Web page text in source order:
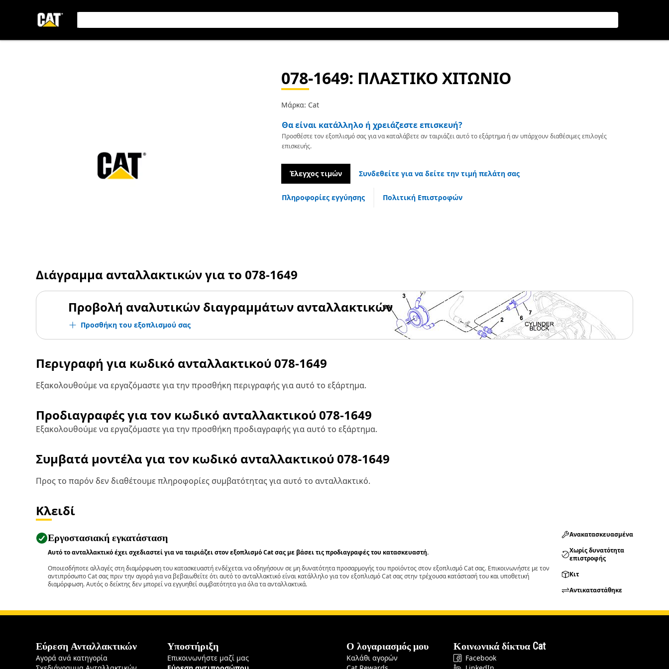
078-1649: ΠΛΑΣΤΙΚΟ ΧΙΤΩΝΙΟ
Μάρκα: Cat
Θα είναι κατάλληλο ή χρειάζεστε επισκευή?
Προσθέστε τον εξοπλισμό σας για να καταλάβετε αν ταιριάζει αυτό το εξάρτημα ή αν υπάρχουν διαθέσιμες επιλογές
επισκευής.
Έλεγχος τιμών Συνδεθείτε για να δείτε την τιμή πελάτη σας
Πληροφορίες εγγύησης Πολιτική Επιστροφών
Διάγραμμα ανταλλακτικών για το 078-1649
Προβολή αναλυτικών διαγραμμάτων ανταλλακτικών
Προσθήκη του εξοπλισμού σας
Περιγραφή για κωδικό ανταλλακτικού078-1649
Εξακολουθούμε να εργαζόμαστε για την προσθήκη περιγραφής για αυτό το εξάρτημα.
Προδιαγραφές για τον κωδικό ανταλλακτικού078-1649
Εξακολουθούμε να εργαζόμαστε για την προσθήκη προδιαγραφής για αυτό το εξάρτημα.
Συμβατά μοντέλα για τον κωδικό ανταλλακτικού078-1649
Προς το παρόν δεν διαθέτουμε πληροφορίες συμβατότητας για αυτό το ανταλλακτικό.
Κλειδί
Εργοστασιακή εγκατάσταση
Αυτό το ανταλλακτικό έχει σχεδιαστεί για να ταιριάζει στον εξοπλισμό Cat σας με βάσει τις προδιαγραφές του κατασκευαστή.
Οποιεσδήποτε αλλαγές στη διαμόρφωση του κατασκευαστή ενδέχεται να οδηγήσουν σε μη δυνατότητα προσαρμογής του προϊόντος στον εξοπλισμό Cat σας. Επικοινωνήστε με τον
αντιπρόσωπο Cat σας πριν την αγορά για να βεβαιωθείτε ότι αυτό το ανταλλακτικό είναι κατάλληλο για τον εξοπλισμό Cat σας στην τρέχουσα κατάστασή του και υποθετική
διαμόρφωση. Αυτός ο δείκτης δεν μπορεί να εγγυηθεί συμβατότητα για όλα τα ανταλλακτικά.
Ανακατασκευασμένα
Χωρίς δυνατότητα
επιστροφής
Κιτ
Αντικαταστάθηκε
Εύρεση Ανταλλακτικών
Αγορά ανά κατηγορία
Υποστήριξη
Επικοινωνήστε μαζί μας
Ο λογαριασμός μου
Καλάθι αγορών
Κοινωνικά δίκτυα Cat
Facebook